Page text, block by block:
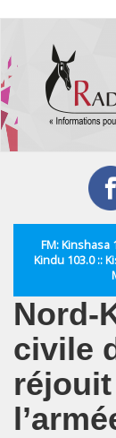
contenu
principal
FM: Kinshasa
Kindu 103.0 ::
Nord-
civile